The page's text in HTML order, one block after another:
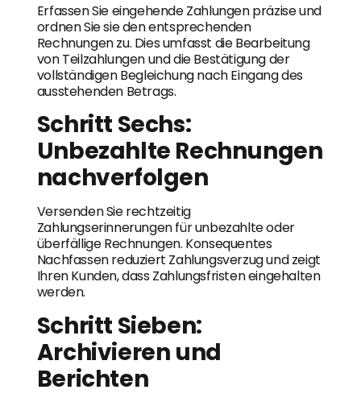
Erfassen Sie eingehende Zahlungen präzise und
ordnen Sie sie den entsprechenden
Rechnungen zu. Dies umfasst die Bearbeitung
von Teilzahlungen und die Bestätigung der
vollständigen Begleichung nach Eingang des
ausstehenden Betrags.
Schritt Sechs:
Unbezahlte Rechnungen
nachverfolgen
Versenden Sie rechtzeitig
Zahlungserinnerungen für unbezahlte oder
überfällige Rechnungen. Konsequentes
Nachfassen reduziert Zahlungsverzug und zeigt
Ihren Kunden, dass Zahlungsfristen eingehalten
werden.
Schritt Sieben:
Archivieren und
Berichten